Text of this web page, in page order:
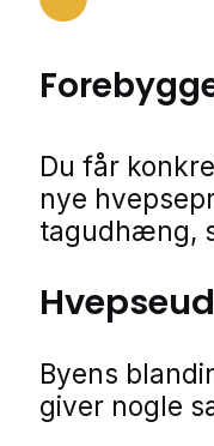
Du får
nye
tagudhæng,
Byens
giver nogle